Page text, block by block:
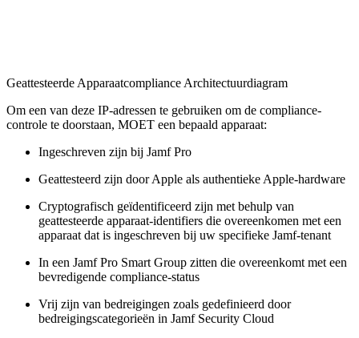
Geattesteerde Apparaatcompliance Architectuurdiagram
Om een van deze IP-adressen te gebruiken om de compliance-
controle te doorstaan, MOET een bepaald apparaat:
Ingeschreven zijn bij Jamf Pro
Geattesteerd zijn door Apple als authentieke Apple-hardware
Cryptografisch geïdentificeerd zijn met behulp van
geattesteerde apparaat-identifiers die overeenkomen met een
apparaat dat is ingeschreven bij uw specifieke Jamf-tenant
In een Jamf Pro Smart Group zitten die overeenkomt met een
bevredigende compliance-status
Vrij zijn van bedreigingen zoals gedefinieerd door
bedreigingscategorieën in Jamf Security Cloud